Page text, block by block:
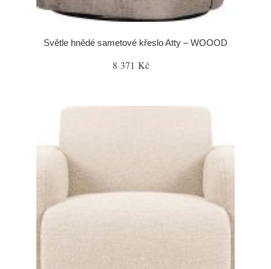
Světle hnědé sametové křeslo Atty – WOOOD
8 371 Kč